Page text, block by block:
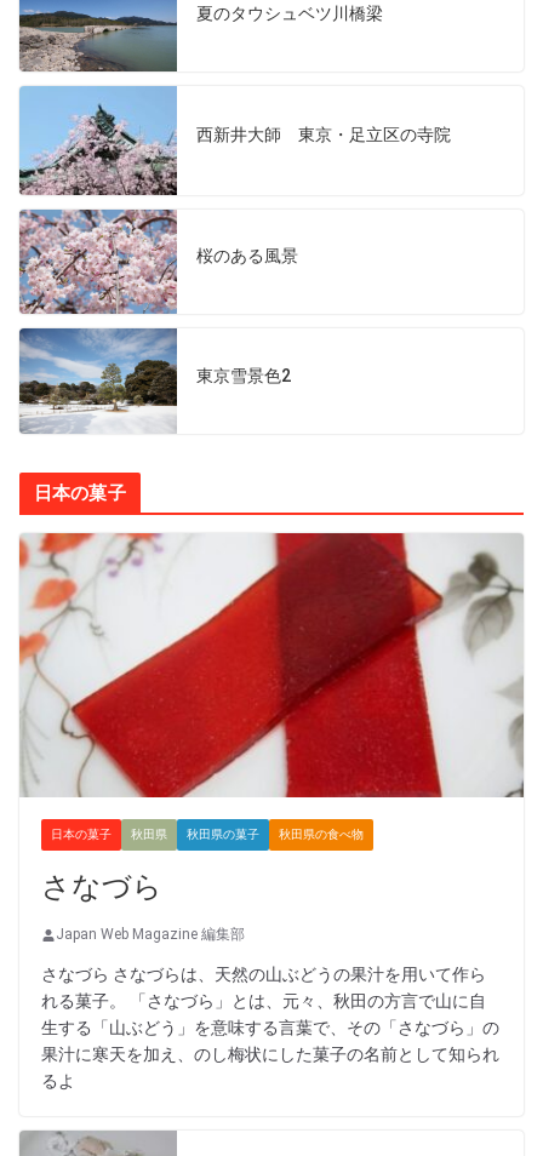
夏のタウシュベツ川橋梁
西新井大師 東京・足立区の寺院
桜のある風景
東京雪景色2
日本の菓子
日本の菓子 秋田県 秋田県の菓子 秋田県の食べ物
さなづら
Japan Web Magazine 編集部
さなづら さなづらは、天然の山ぶどうの果汁を用いて作ら
れる菓子。 「さなづら」とは、元々、秋田の方言で山に自
生する「山ぶどう」を意味する言葉で、その「さなづら」の
果汁に寒天を加え、のし梅状にした菓子の名前として知られ
るよ